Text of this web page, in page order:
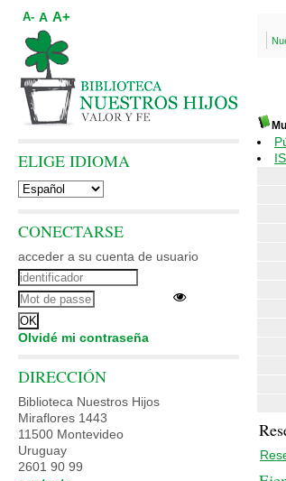
A- A A+
ELIGE IDIOMA
CONECTARSE
acceder a su cuenta de usuario
Olvidé mi contraseña
DIRECCIÓN
Biblioteca Nuestros Hijos
Miraflores 1443
11500 Montevideo
Uruguay
2601 90 99